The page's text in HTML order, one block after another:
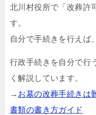
北川村役所で「改葬許
す。
自分で手続きを行えば
行政手続きを自分で行
く解説しています。
→ お墓の改葬手続きは
書類の書き方ガイド